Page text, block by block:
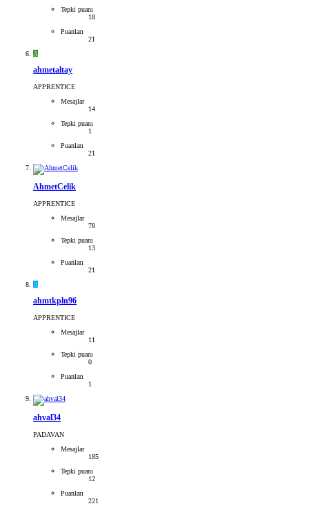
Tepki puanı
18
Puanları
21
A
ahmetaltay
APPRENTICE
Mesajlar
14
Tepki puanı
1
Puanları
21
AhmetCelik
APPRENTICE
Mesajlar
78
Tepki puanı
13
Puanları
21
A
ahmtkpln96
APPRENTICE
Mesajlar
11
Tepki puanı
0
Puanları
1
ahval34
PADAVAN
Mesajlar
185
Tepki puanı
12
Puanları
221